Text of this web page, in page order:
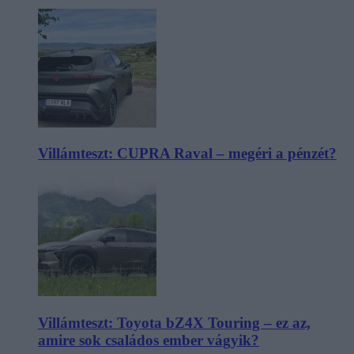
Villámteszt: CUPRA Raval – megéri a pénzét?
Villámteszt: Toyota bZ4X Touring – ez az,
amire sok családos ember vágyik?